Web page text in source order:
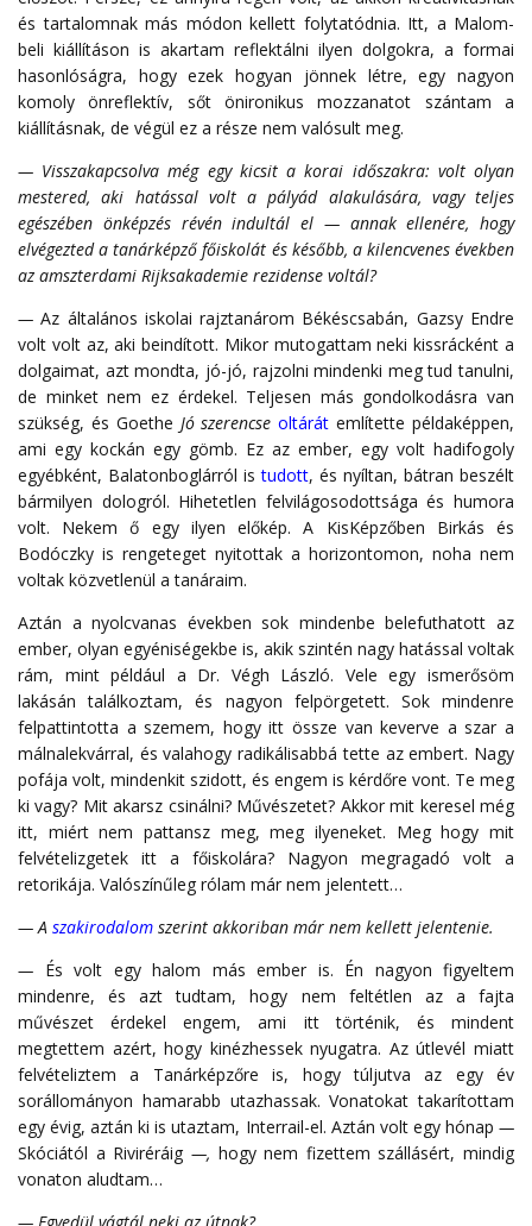
és tartalomnak más módon kellett folytatódnia. Itt, a Malom-
beli kiállításon is akartam reflektálni ilyen dolgokra, a formai
hasonlóságra, hogy ezek hogyan jönnek létre, egy nagyon
komoly önreflektív, sőt önironikus mozzanatot szántam a
kiállításnak, de végül ez a része nem valósult meg.
— Visszakapcsolva még egy kicsit a korai időszakra: volt olyan
mestered, aki hatással volt a pályád alakulására, vagy teljes
egészében önképzés révén indultál el —annak ellenére, hogy
elvégezted a tanárképző főiskolát és később, a kilencvenes években
az amszterdami Rijksakademie rezidense voltál?
—Az általános iskolai rajztanárom Békéscsabán, Gazsy Endre
volt volt az, aki beindított. Mikor mutogattam neki kissrácként a
dolgaimat, azt mondta, jó-jó, rajzolni mindenki meg tud tanulni,
de minket nem ez érdekel. Teljesen más gondolkodásra van
szükség, és Goethe Jó szerencse oltárát említette példaképpen,
ami egy kockán egy gömb. Ez az ember, egy volt hadifogoly
egyébként, Balatonboglárról istudott, és nyíltan, bátran beszélt
bármilyen dologról. Hihetetlen felvilágosodottsága és humora
volt. Nekem ő egy ilyen előkép. A KisKépzőben Birkás és
Bodóczky is rengeteget nyitottak a horizontomon, noha nem
voltak közvetlenül a tanáraim.
Aztán a nyolcvanas években sok mindenbe belefuthatott az
ember, olyan egyéniségekbe is, akik szintén nagy hatással voltak
rám, mint például a Dr. Végh László. Vele egy ismerősöm
lakásán találkoztam, és nagyon felpörgetett. Sok mindenre
felpattintotta a szemem, hogy itt össze van keverve a szar a
málnalekvárral, és valahogy radikálisabbá tette az embert. Nagy
pofája volt, mindenkit szidott, és engem is kérdőre vont. Te meg
ki vagy? Mit akarsz csinálni? Művészetet? Akkor mit keresel még
itt, miért nem pattansz meg, meg ilyeneket. Meg hogy mit
felvételizgetek itt a főiskolára? Nagyon megragadó volt a
retorikája. Valószínűleg rólam már nem jelentett…
— A szakirodalom szerint akkoriban már nem kellett jelentenie.
— És volt egy halom más ember is. Én nagyon figyeltem
mindenre, és azt tudtam, hogy nem feltétlen az a fajta
művészet érdekel engem, ami itt történik, és mindent
megtettem azért, hogy kinézhessek nyugatra. Az útlevél miatt
felvételiztem a Tanárképzőre is, hogy túljutva az egy év
sorállományon hamarabb utazhassak. Vonatokat takarítottam
egy évig, aztán ki is utaztam, Interrail-el. Aztán volt egy hónap —
Skóciától a Riviréráig —, hogy nem fizettem szállásért, mindig
vonaton aludtam…